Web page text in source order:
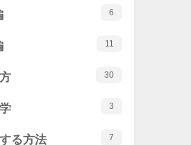
6
11
30
3
る方法 7